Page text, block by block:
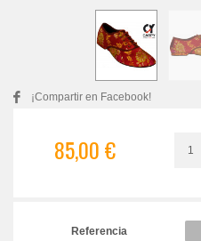
¡Compartir en Facebook!
85,00 €
Referencia